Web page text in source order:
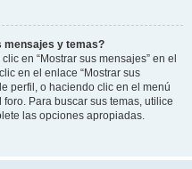
mensajes y temas?
en “Mostrar sus mensajes” en el
en el enlace “Mostrar sus
perfil, o haciendo clic en el menú
Para buscar sus temas, utilice
las opciones apropiadas.